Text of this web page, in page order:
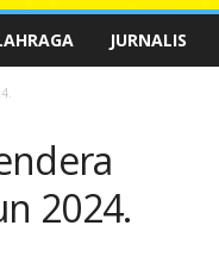
JURNALIS
2024.